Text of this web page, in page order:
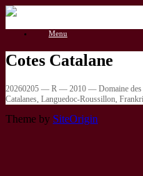
Gå
indhold
Menu
Cotes Catalane
20260205 — R — 2010 — Domaine des
Catalanes, Languedoc-Roussillon,
Theme by SiteOrigin